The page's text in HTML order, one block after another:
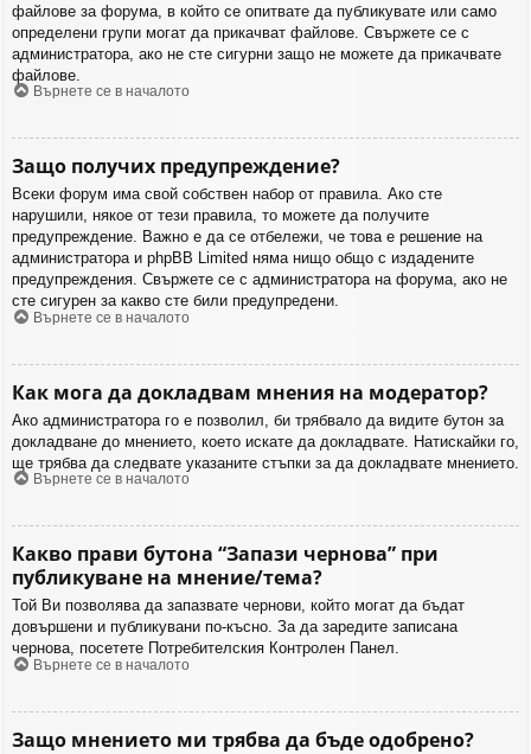
файлове за форума, в който се опитвате да публикувате или само
определени групи могат да прикачват файлове. Свържете се с
администратора, ако не сте сигурни защо не можете да прикачвате
файлове.
Върнете се в началото
Защо получих предупреждение?
Всеки форум има свой собствен набор от правила. Ако сте
нарушили, някое от тези правила, то можете да получите
предупреждение. Важно е да се отбележи, че това е решение на
администратора и phpBB Limited няма нищо общо с издадените
предупреждения. Свържете се с администратора на форума, ако не
сте сигурен за какво сте били предупредени.
Върнете се в началото
Как мога да докладвам мнения на модератор?
Ако администратора го е позволил, би трябвало да видите бутон за
докладване до мнението, което искате да докладвате. Натискайки го,
ще трябва да следвате указаните стъпки за да докладвате мнението.
Върнете се в началото
Какво прави бутона “Запази чернова” при
публикуване на мнение/тема?
Той Ви позволява да запазвате чернови, който могат да бъдат
довършени и публикувани по-късно. За да заредите записана
чернова, посетете Потребителския Контролен Панел.
Върнете се в началото
Защо мнението ми трябва да бъде одобрено?